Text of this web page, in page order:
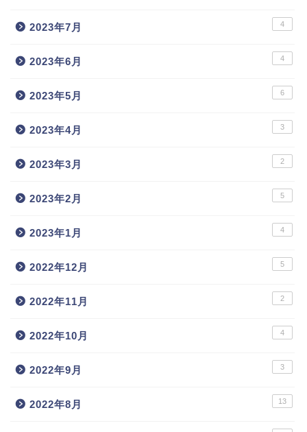
2023年7月 4
2023年6月 4
2023年5月 6
2023年4月 3
2023年3月 2
2023年2月 5
2023年1月 4
2022年12月 5
2022年11月 2
2022年10月 4
2022年9月 3
2022年8月 13